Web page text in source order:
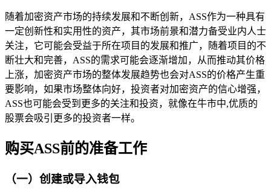
随着加密资产市场的持续发展和不断创新，ASS作为一种具有
一定创新性和实用性的资产，其市场前景和潜力备受业内人士
关注，它可能会受益于所在项目的发展和推广，随着项目的不
断壮大和完善，ASS的需求可能会逐渐增加，从而推动其价格
上涨，加密资产市场的整体发展趋势也会对ASS的价格产生重
要影响，如果市场整体向好，投资者对加密资产的信心增强，
ASS也可能会受到更多的关注和投资，就像在牛市中,优质的
股票会吸引更多的投资者一样。
购买ASS前的准备工作
（一）创建或导入钱包